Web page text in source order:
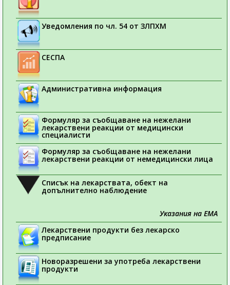
Уведомления по чл. 54 от ЗЛПХМ
СЕСПА
Административна информация
Формуляр за съобщаване на нежелани
лекарствени реакции от медицински
специалисти
Формуляр за съобщаване на нежелани
лекарствени реакции от немедицински лица
Списък на лекарствата, обект на
допълнително наблюдение
Указания на ЕМА
Лекарствени продукти без лекарско
предписание
Новоразрешени за употреба лекарствени
продукти